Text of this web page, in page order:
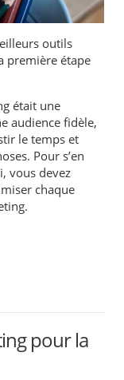
outils
première étape
était une
audience fidèle,
le temps et
Pour s’en
vous devez
chaque
pour la